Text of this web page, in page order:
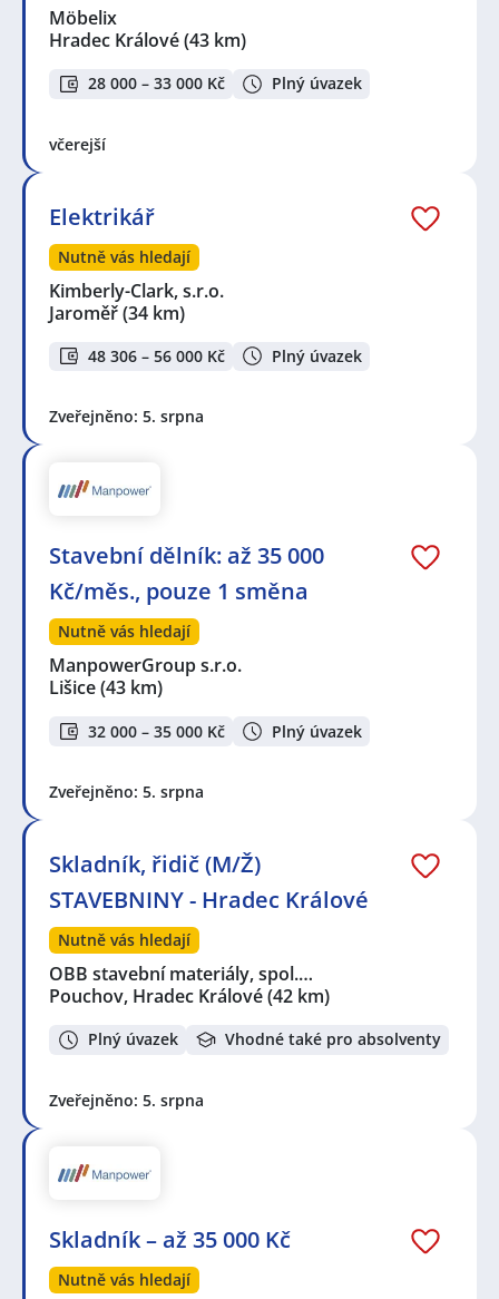
nad Labem,
Tanvald,Turnov
Möbelix
Hradec Králové(43 km)
28 000 – 33 000 Kč Plný úvazek
včerejší
Elektrikář
Nutně vás hledají
Kimberly-Clark, s.r.o.
Jaroměř(34 km)
48 306 – 56 000 Kč Plný úvazek
Zveřejněno: 5. srpna
Stavební dělník: až 35 000
Kč/měs., pouze 1 směna
Nutně vás hledají
ManpowerGroup s.r.o.
Lišice(43 km)
32 000 – 35 000 Kč Plný úvazek
Zveřejněno: 5. srpna
Skladník, řidič (M/Ž)
STAVEBNINY - Hradec Králové
Nutně vás hledají
OBB stavební materiály, spol.…
Pouchov, Hradec Králové(42 km)
Plný úvazek Vhodné také pro absolventy
Zveřejněno: 5. srpna
Skladník – až 35 000 Kč
Nutně vás hledají